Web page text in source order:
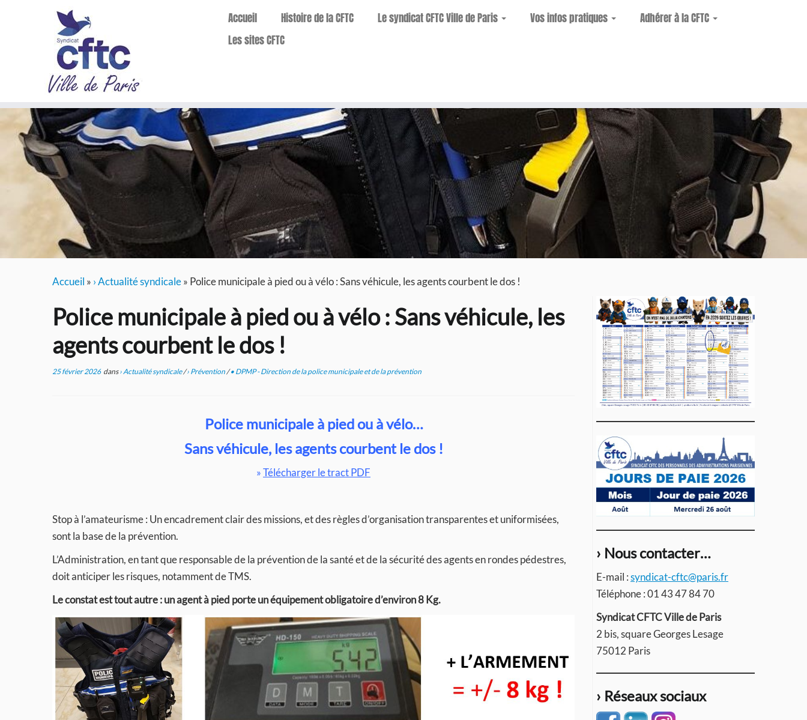
contenu
Accueil Histoire de la CFTC Le syndicat CFTC Ville de Paris Vos infos pratiques
Adhérer à la CFTC
Les sites CFTC
Accueil » › Actualité syndicale» Police municipale à pied ou à vélo : Sans véhicule, les agents courbent le dos !
Police municipale à pied ou à vélo : Sans véhicule, les
agents courbent le dos !
25 février 2026dans› Actualité syndicale/› Prévention/• DPMP - Direction de la police municipale et de la prévention
Police municipale à pied ou à vélo…
Sans véhicule, les agents courbent le dos !
»Télécharger le tract PDF
Stop à l’amateurisme : Un encadrement clair des missions, et des règles d’organisation transparentes et uniformisées,
sont la base de la prévention.
L’Administration, en tant que responsable de la prévention de la santé et de la sécurité des agents en rondes pédestres,
doit anticiper les risques, notamment de TMS.
Le constat est tout autre : un agent à pied porte un équipement obligatoire d’environ 8 Kg.
› Nous contacter…
E-mail :syndicat-cftc@paris.fr
Téléphone : 01 43 47 84 70
Syndicat CFTC Ville de Paris
2 bis, square Georges Lesage
75012 Paris
› Réseaux sociaux